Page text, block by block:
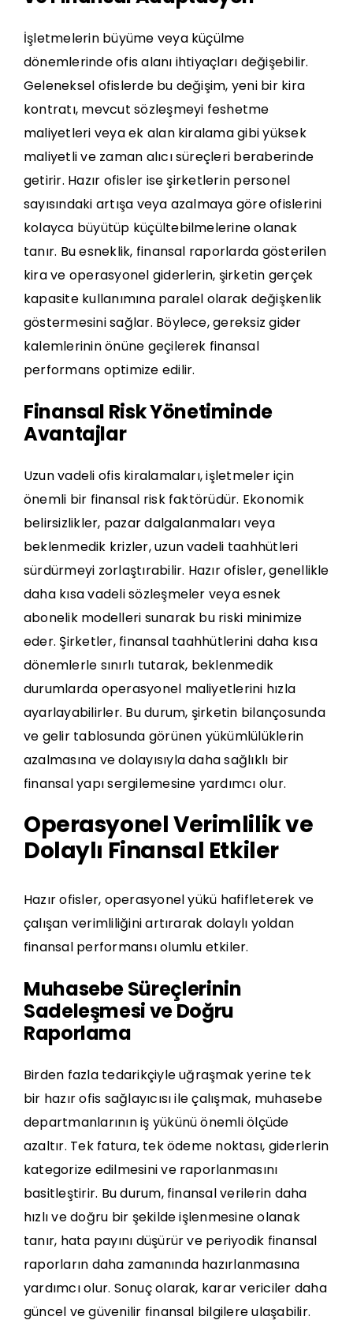
İşletmelerin büyüme veya küçülme
dönemlerinde ofis alanı ihtiyaçları değişebilir.
Geleneksel ofislerde bu değişim, yeni bir kira
kontratı, mevcut sözleşmeyi feshetme
maliyetleri veya ek alan kiralama gibi yüksek
maliyetli ve zaman alıcı süreçleri beraberinde
getirir. Hazır ofisler ise şirketlerin personel
sayısındaki artışa veya azalmaya göre ofislerini
kolayca büyütüp küçültebilmelerine olanak
tanır. Bu esneklik, finansal raporlarda gösterilen
kira ve operasyonel giderlerin, şirketin gerçek
kapasite kullanımına paralel olarak değişkenlik
göstermesini sağlar. Böylece, gereksiz gider
kalemlerinin önüne geçilerek finansal
performans optimize edilir.
Finansal Risk Yönetiminde
Avantajlar
Uzun vadeli ofis kiralamaları, işletmeler için
önemli bir finansal risk faktörüdür. Ekonomik
belirsizlikler, pazar dalgalanmaları veya
beklenmedik krizler, uzun vadeli taahhütleri
sürdürmeyi zorlaştırabilir. Hazır ofisler, genellikle
daha kısa vadeli sözleşmeler veya esnek
abonelik modelleri sunarak bu riski minimize
eder. Şirketler, finansal taahhütlerini daha kısa
dönemlerle sınırlı tutarak, beklenmedik
durumlarda operasyonel maliyetlerini hızla
ayarlayabilirler. Bu durum, şirketin bilançosunda
ve gelir tablosunda görünen yükümlülüklerin
azalmasına ve dolayısıyla daha sağlıklı bir
finansal yapı sergilemesine yardımcı olur.
Operasyonel Verimlilik ve
Dolaylı Finansal Etkiler
Hazır ofisler, operasyonel yükü hafifleterek ve
çalışan verimliliğini artırarak dolaylı yoldan
finansal performansı olumlu etkiler.
Muhasebe Süreçlerinin
Sadeleşmesi ve Doğru
Raporlama
Birden fazla tedarikçiyle uğraşmak yerine tek
bir hazır ofis sağlayıcısı ile çalışmak, muhasebe
departmanlarının iş yükünü önemli ölçüde
azaltır. Tek fatura, tek ödeme noktası, giderlerin
kategorize edilmesini ve raporlanmasını
basitleştirir. Bu durum, finansal verilerin daha
hızlı ve doğru bir şekilde işlenmesine olanak
tanır, hata payını düşürür ve periyodik finansal
raporların daha zamanında hazırlanmasına
yardımcı olur. Sonuç olarak, karar vericiler daha
güncel ve güvenilir finansal bilgilere ulaşabilir.